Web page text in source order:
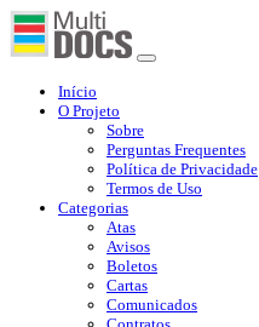
Início
O Projeto
Sobre
Perguntas Frequentes
Política de Privacidade
Termos de Uso
Categorias
Atas
Avisos
Boletos
Cartas
Comunicados